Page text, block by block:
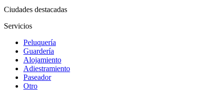
Ciudades destacadas
Servicios
Peluquería
Guardería
Alojamiento
Adiestramiento
Paseador
Otro